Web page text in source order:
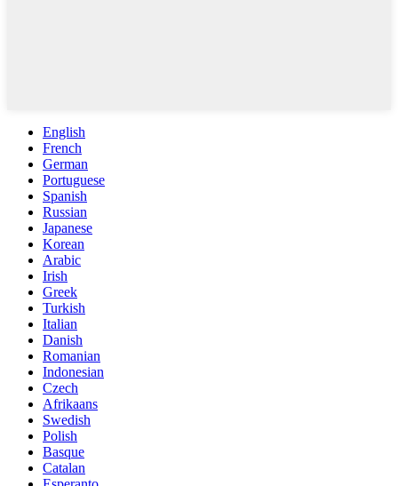
English
French
German
Portuguese
Spanish
Russian
Japanese
Korean
Arabic
Irish
Greek
Turkish
Italian
Danish
Romanian
Indonesian
Czech
Afrikaans
Swedish
Polish
Basque
Catalan